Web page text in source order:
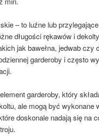
– to luźne lub
długości rękawów i
jak bawełna, jedwab
garderoby i często
garderoby, który
ale mogą być
doskonale nadają się na